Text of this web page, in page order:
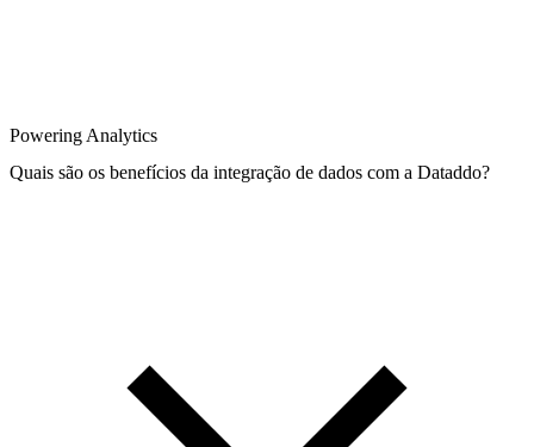
Powering Analytics
Quais são os benefícios da integração de dados com a Dataddo?